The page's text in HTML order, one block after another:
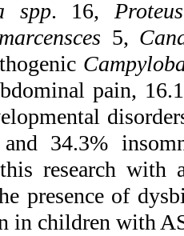
spp. 16,
5,
pain,
and 34.3%
this research
presence of
in children with